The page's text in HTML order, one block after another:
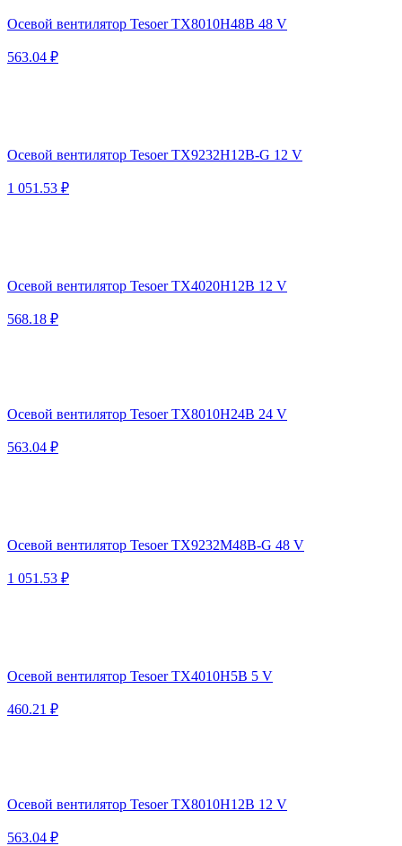
Осевой вентилятор Tesoer TX8010H48B 48 V
563.04 ₽
Осевой вентилятор Tesoer TX9232H12B-G 12 V
1 051.53 ₽
Осевой вентилятор Tesoer TX4020H12B 12 V
568.18 ₽
Осевой вентилятор Tesoer TX8010H24B 24 V
563.04 ₽
Осевой вентилятор Tesoer TX9232M48B-G 48 V
1 051.53 ₽
Осевой вентилятор Tesoer TX4010H5B 5 V
460.21 ₽
Осевой вентилятор Tesoer TX8010H12B 12 V
563.04 ₽